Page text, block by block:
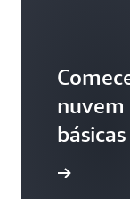
nuvem
básicas